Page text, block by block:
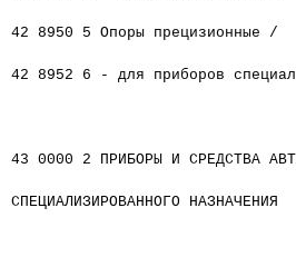
42 8950 5 Опоры прецизионные /
42 8952 6 - для приборов
43 0000 2 ПРИБОРЫ И СРЕДСТВА
СПЕЦИАЛИЗИРОВАННОГО НАЗНАЧЕНИЯ